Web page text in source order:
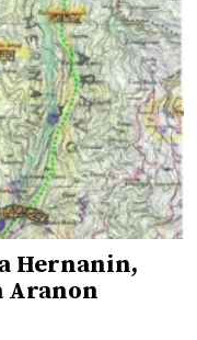
Hernanin,
Aranon